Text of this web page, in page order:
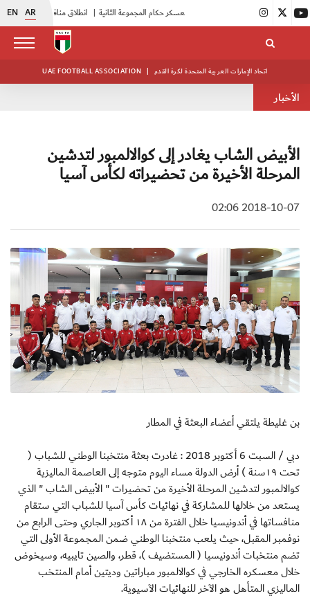
EN AR |
UAE FOOTBALL ASSOCIATION | اتحاد الإمارات العربية المتحدة لكرة القدم
الأخبار
الأبيض الشاب يغادر إلى كوالالمبور لتدشين
المرحلة الأخيرة من تحضيراته لكأس آسيا
2018-10-07 02:06
بن غليطة يلتقي أعضاء البعثة في المطار
دبي / السبت 6 أكتوبر 2018 : غادرت بعثة منتخبنا الوطني للشباب (
تحت ١٩سنة ) أرض الدولة مساء اليوم متوجه إلى العاصمة الماليزية
كوالالمبور لتدشين المرحلة الأخيرة من تحضيرات " الأبيض الشاب " الذي
يستعد من خلالها للمشاركة في نهائيات كأس آسيا للشباب التي ستقام
منافساتها في أندونيسيا خلال الفترة من ١٨ أكتوبر الجاري وحتى الرابع من
نوفمبر المقبل، حيث يلعب منتخبنا الوطني ضمن المجموعة الأولى التي
تضم منتخبات أندونيسيا ( المستضيف )، قطر، والصين تايبيه، وسيخوض
خلال معسكره الخارجي في كوالالمبور مباراتين وديتين أمام المنتخب
الماليزي المتأهل هو الآخر للنهائيات الآسيوية.